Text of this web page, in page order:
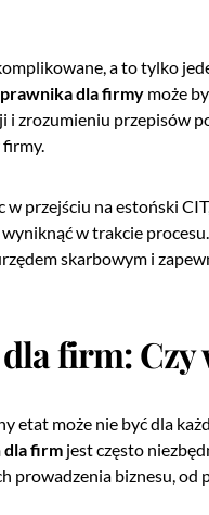
a to tylko
prawnika dla firmy może
zrozumieniu przepisów
przejściu na estoński
w trakcie
skarbowym i
firm:
etat może nie być dla
dla firm jest często
prowadzenia biznesu,